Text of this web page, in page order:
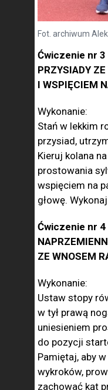
Fot. archiwum
Ćwiczenie nr 3
PRZYSIADY
I WSPIĘCIEM
Wykonanie:
Stań w lekkim
przysiad,
Kieruj kolana
prostowania
wspięciem na
głowę.
Ćwiczenie nr 4
ZE WNOSEM
Wykonanie:
Ustaw stopy
w tył prawą
uniesieniem
do pozycji
Pamiętaj, aby
wykroków,
zachować kąt